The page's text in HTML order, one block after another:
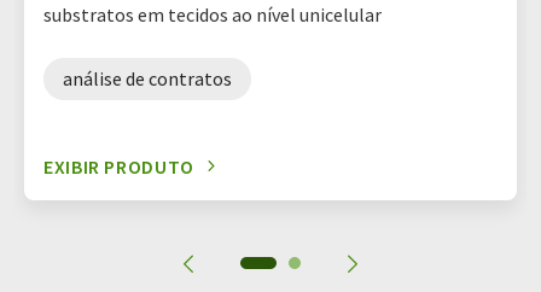
substratos em tecidos ao nível unicelular
análise de contratos
EXIBIR PRODUTO